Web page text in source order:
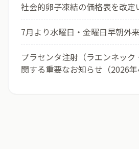
社会的卵子凍結の価格表を改定
7月より水曜日・金曜日早朝外
プラセンタ注射（ラエンネッ
関する重要なお知らせ（2026年